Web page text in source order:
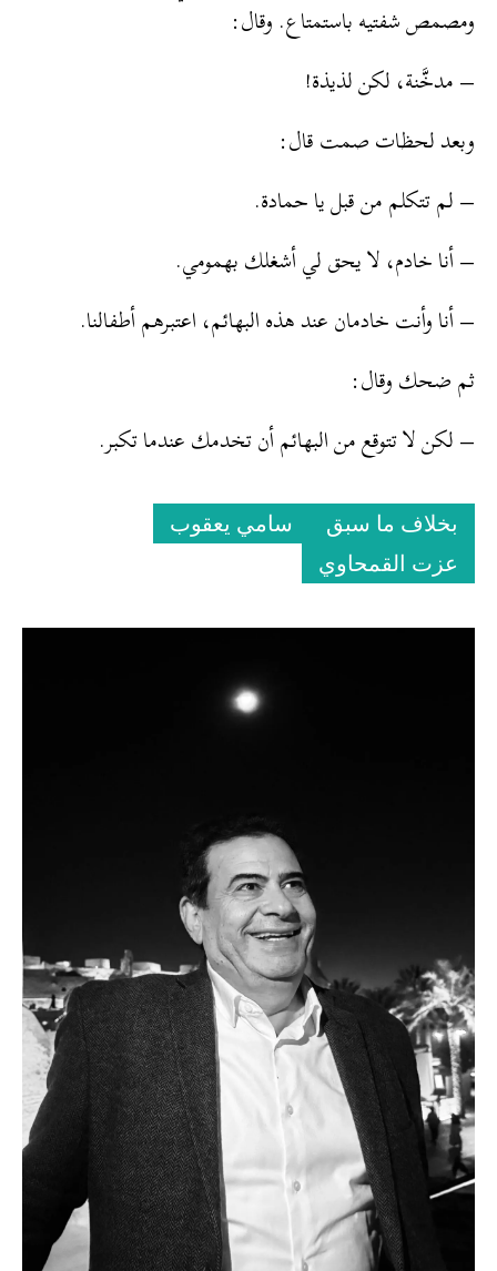
ومصمص شفتيه باستمتاع. وقال:
– مدخَّنة، لكن لذيذة!
وبعد لحظات صمت قال:
– لم تتكلم من قبل يا حمادة.
– أنا خادم، لا يحق لي أشغلك بهمومي.
– أنا وأنت خادمان عند هذه البهائم، اعتبرهم أطفالنا.
ثم ضحك وقال:
– لكن لا تتوقع من البهائم أن تخدمك عندما تكبر.
بخلاف ما سبق
سامي يعقوب
عزت القمحاوي